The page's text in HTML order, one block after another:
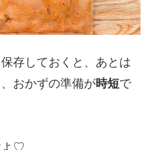
存しておくと、あとは
おかずの準備が時短で
よ♡